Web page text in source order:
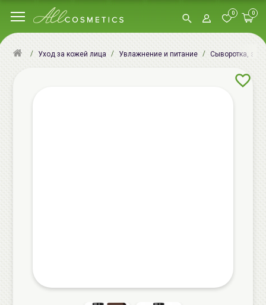
0 0
Уход за кожей лица Увлажнение и питание Сыворотка,